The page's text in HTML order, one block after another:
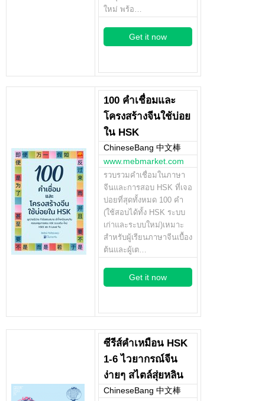
ใหม่ พร้อ…
Get it now
100 คำเชื่อมและ
โครงสร้างจีนใช้บ่อย
ใน HSK
ChineseBang 中文棒
www.mebmarket.com
รวบรวมคำเชื่อมในภาษา
จีนและการสอบ HSK ที่เจอ
บ่อยที่สุดทั้งหมด 100 คำ
(ใช้สอบได้ทั้ง HSK ระบบ
เก่าและระบบใหม่)เหมาะ
สำหรับผู้เรียนภาษาจีนเบื้อง
ต้นและผู้เต…
Get it now
ซีรีส์คำเหมือน HSK
1-6 ไวยากรณ์จีน
ง่ายๆ สไตล์สุ่ยหลิน
ChineseBang 中文棒